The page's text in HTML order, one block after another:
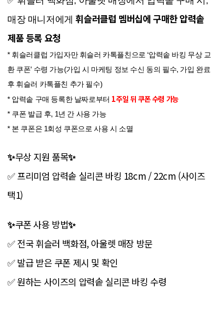
매장 매니저에게 휘슬러클럽 멤버십에 구매한 압력솥
제품 등록 요청
* 휘슬러클럽 가입자만 휘슬러 카톡플친으로 ‘압력솥 바킹 무상 교
환 쿠폰’ 수령 가능(가입 시 마케팅 정보 수신 동의 필수, 가입 완료
후 휘슬러 카톡플친 추가 필수)
* 압력솥 구매 등록한 날짜로부터 1주일 뒤 쿠폰 수령 가능
* 쿠폰 발급 후, 1년 간 사용 가능
* 본 쿠폰은 1회성 쿠폰으로 사용 시 소멸
✨무상 지원 품목✨
✅ 프리미엄 압력솥 실리콘 바킹 18cm / 22cm (사이즈
택1)
✨쿠폰 사용 방법✨
✅ 전국 휘슬러 백화점, 아울렛 매장 방문
✅ 발급 받은 쿠폰 제시 및 확인
✅원하는 사이즈의 압력솥 실리콘 바킹 수령